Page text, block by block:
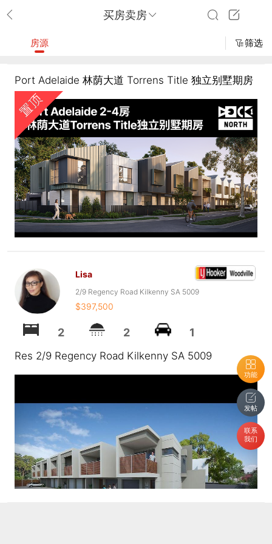
买房卖房
功能
发帖
联系
我们
房源 筛选
Port Adelaide 林荫大道 Torrens Title 独立别墅期房
Lisa
2/9 Regency Road Kilkenny SA 5009
$397,500
2 2 1
Res 2/9 Regency Road Kilkenny SA 5009